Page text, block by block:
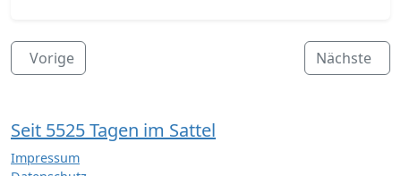
Vorige Nächste
Seit 5525 Tagen im Sattel
Impressum